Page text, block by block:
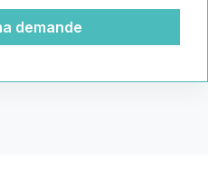
demande